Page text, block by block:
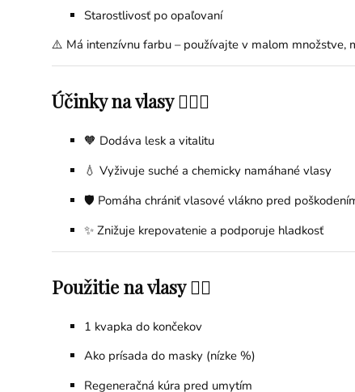
Starostlivosť po opaľovaní
⚠️ Má intenzívnu farbu – používajte v malom množstve,
Účinky na vlasy 💇‍♀️✨
🧡 Dodáva lesk a vitalitu
💧 Vyživuje suché a chemicky namáhané vlasy
🛡️ Pomáha chrániť vlasové vlákno pred
✨ Znižuje krepovatenie a podporuje hladkosť
Použitie na vlasy 💆‍♀️
1 kvapka do končekov
Ako prísada do masky (nízke %)
Regeneračná kúra pred umytím